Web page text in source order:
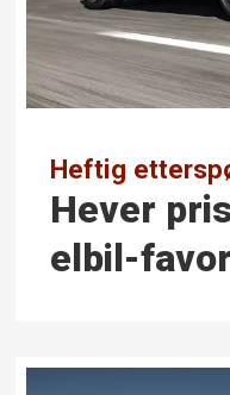
Heftig
Hever
elbil-